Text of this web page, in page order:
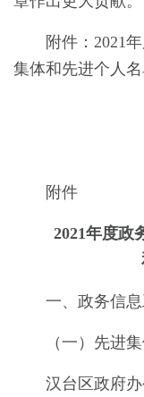
附件：2021
集体和先进个人
附件
2021年度政
一、政务信
（一）先进
汉台区政